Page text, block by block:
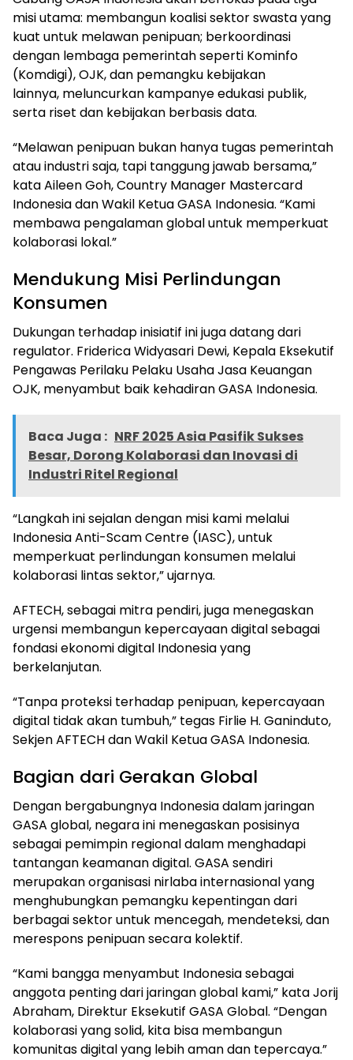
misi utama: membangun koalisi sektor swasta yang
kuat untuk melawan penipuan; berkoordinasi
dengan lembaga pemerintah seperti Kominfo
(Komdigi), OJK, dan pemangku kebijakan
lainnya, meluncurkan kampanye edukasi publik,
serta riset dan kebijakan berbasis data.
“Melawan penipuan bukan hanya tugas pemerintah
atau industri saja, tapi tanggung jawab bersama,”
kata Aileen Goh, Country Manager Mastercard
Indonesia dan Wakil Ketua GASA Indonesia. “Kami
membawa pengalaman global untuk memperkuat
kolaborasi lokal.”
Mendukung Misi Perlindungan
Konsumen
Dukungan terhadap inisiatif ini juga datang dari
regulator. Friderica Widyasari Dewi, Kepala Eksekutif
Pengawas Perilaku Pelaku Usaha Jasa Keuangan
OJK, menyambut baik kehadiran GASA Indonesia.
Baca Juga : NRF 2025 Asia Pasifik Sukses
Besar, Dorong Kolaborasi dan Inovasi di
Industri Ritel Regional
“Langkah ini sejalan dengan misi kami melalui
Indonesia Anti-Scam Centre (IASC), untuk
memperkuat perlindungan konsumen melalui
kolaborasi lintas sektor,” ujarnya.
AFTECH, sebagai mitra pendiri, juga menegaskan
urgensi membangun kepercayaan digital sebagai
fondasi ekonomi digital Indonesia yang
berkelanjutan.
“Tanpa proteksi terhadap penipuan, kepercayaan
digital tidak akan tumbuh,” tegas Firlie H. Ganinduto,
Sekjen AFTECH dan Wakil Ketua GASA Indonesia.
Bagian dari Gerakan Global
Dengan bergabungnya Indonesia dalam jaringan
GASA global, negara ini menegaskan posisinya
sebagai pemimpin regional dalam menghadapi
tantangan keamanan digital. GASA sendiri
merupakan organisasi nirlaba internasional yang
menghubungkan pemangku kepentingan dari
berbagai sektor untuk mencegah, mendeteksi, dan
merespons penipuan secara kolektif.
“Kami bangga menyambut Indonesia sebagai
anggota penting dari jaringan global kami,” kata Jorij
Abraham, Direktur Eksekutif GASA Global. “Dengan
kolaborasi yang solid, kita bisa membangun
komunitas digital yang lebih aman dan tepercaya.”